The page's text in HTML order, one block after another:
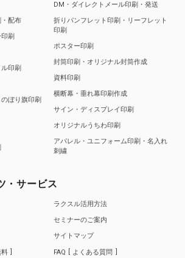
配布
刷
印刷
ぼり旗印刷
DM・ダイレクトメール印刷・発送
折りパンフレット印刷・リーフレット
印刷
ポスター印刷
封筒印刷・オリジナル封筒作成
資料印刷
横断幕・垂れ幕印刷作成
サイン・ディスプレイ印刷
オリジナルうちわ印刷
アパレル・ユニフォーム印刷・名入れ
刺繍
・サービス
料
ラクスル活用方法
セミナーのご案内
サイトマップ
FAQ
よくある質問